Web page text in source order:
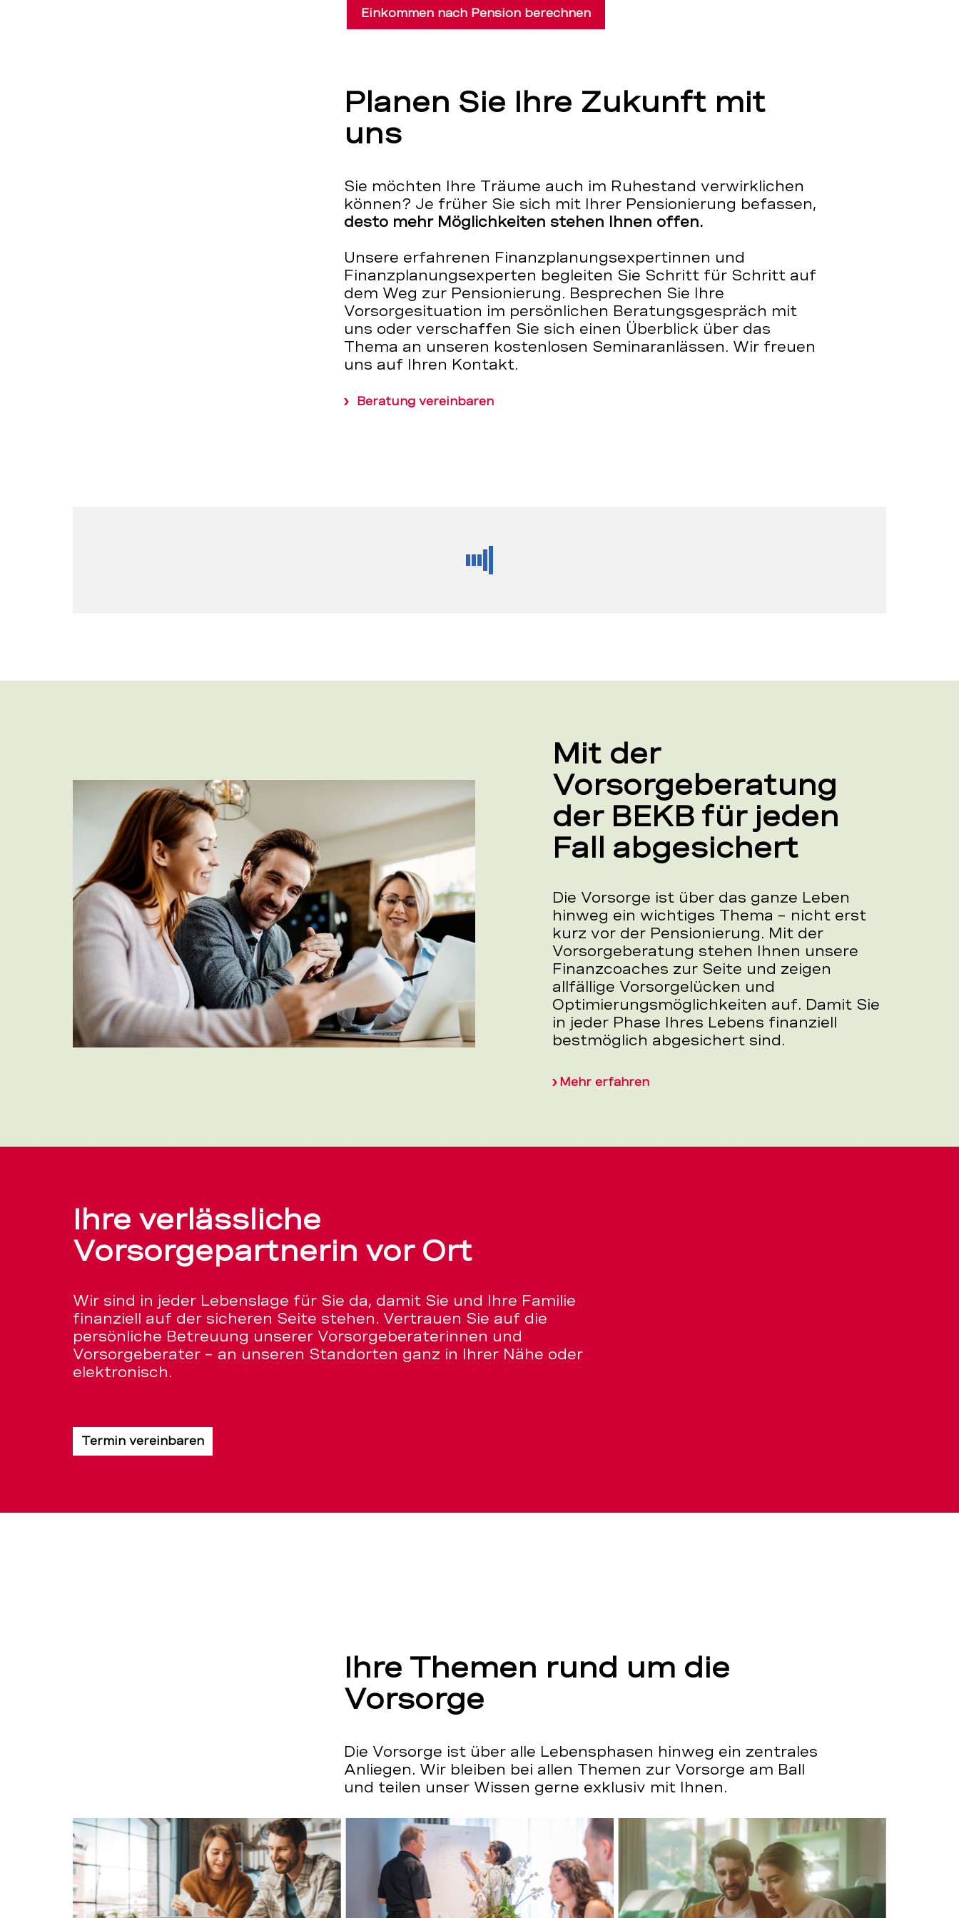
Einkommen nach Pension berechnen
Planen Sie Ihre Zukunft mit
uns
Sie möchten Ihre Träume auch im Ruhestand verwirklichen
können? Je früher Sie sich mit Ihrer Pensionierung befassen,
desto mehr Möglichkeiten stehen Ihnen offen.
Unsere erfahrenen Finanzplanungsexpertinnen und
Finanzplanungsexperten begleiten Sie Schritt für Schritt auf
dem Weg zur Pensionierung. Besprechen Sie Ihre
Vorsorgesituation im persönlichen Beratungsgespräch mit
uns oder verschaffen Sie sich einen Überblick über das
Thema an unseren kostenlosen Seminaranlässen. Wir freuen
uns auf Ihren Kontakt.
Beratung vereinbaren
Mit der
Vorsorgeberatung
der BEKB für jeden
Fall abgesichert
Die Vorsorge ist über das ganze Leben
hinweg ein wichtiges Thema – nicht erst
kurz vor der Pensionierung. Mit der
Vorsorgeberatung stehen Ihnen unsere
Finanzcoaches zur Seite und zeigen
allfällige Vorsorgelücken und
Optimierungsmöglichkeiten auf. Damit Sie
in jeder Phase Ihres Lebens finanziell
bestmöglich abgesichert sind.
Mehr erfahren
Ihre verlässliche
Vorsorgepartnerin vor Ort
Wir sind in jeder Lebenslage für Sie da, damit Sie und Ihre Familie
finanziell auf der sicheren Seite stehen. Vertrauen Sie auf die
persönliche Betreuung unserer Vorsorgeberaterinnen und
Vorsorgeberater – an unseren Standorten ganz in Ihrer Nähe oder
elektronisch.
Termin vereinbaren
Ihre Themen rund um die
Vorsorge
Die Vorsorge ist über alle Lebensphasen hinweg ein zentrales
Anliegen. Wir bleiben bei allen Themen zur Vorsorge am Ball
und teilen unser Wissen gerne exklusiv mit Ihnen.